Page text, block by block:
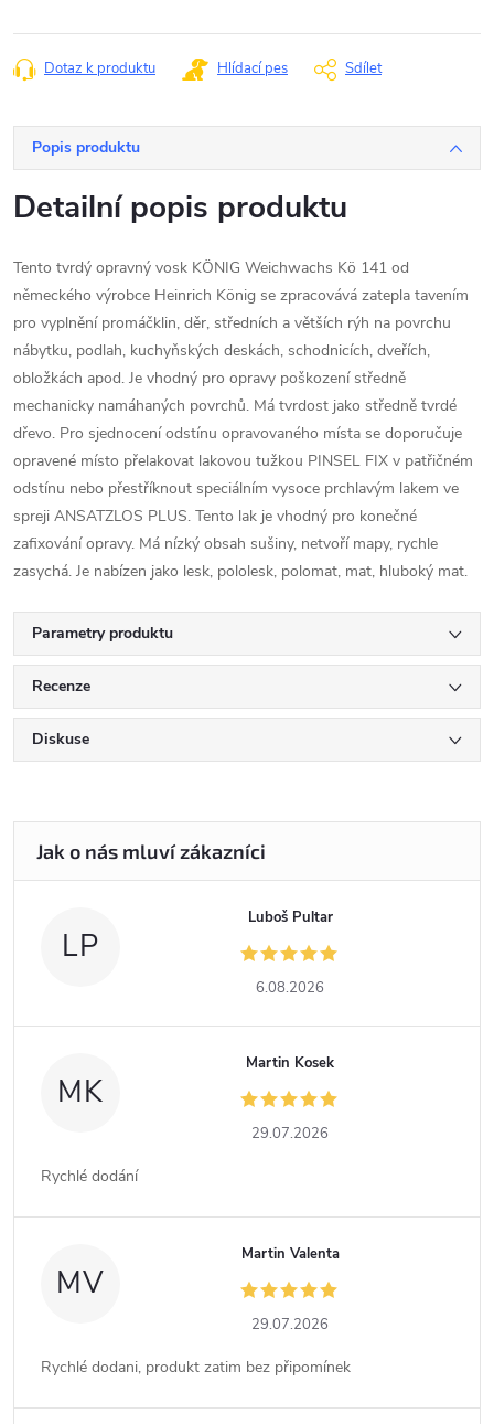
Dotaz k produktu Hlídací pes Sdílet
Popis produktu
Detailní popis produktu
Tento tvrdý opravný vosk KÖNIG Weichwachs Kö 141 od
německého výrobce Heinrich König se zpracovává zatepla tavením
pro vyplnění promáčklin, děr, středních a větších rýh na povrchu
nábytku, podlah, kuchyňských deskách, schodnicích, dveřích,
obložkách apod. Je vhodný pro opravy poškození středně
mechanicky namáhaných povrchů. Má tvrdost jako středně tvrdé
dřevo. Pro sjednocení odstínu opravovaného místa se doporučuje
opravené místo přelakovat lakovou tužkou PINSEL FIX v patřičném
odstínu nebo přestříknout speciálním vysoce prchlavým lakem ve
spreji ANSATZLOS PLUS. Tento lak je vhodný pro konečné
zafixování opravy. Má nízký obsah sušiny, netvoří mapy, rychle
zasychá. Je nabízen jako lesk, pololesk, polomat, mat, hluboký mat.
Parametry produktu
Recenze
Diskuse
LP
Luboš Pultar
6.08.2026
MK
Martin Kosek
29.07.2026
Rychlé dodání
MV
Martin Valenta
29.07.2026
Rychlé dodani, produkt zatim bez připomínek